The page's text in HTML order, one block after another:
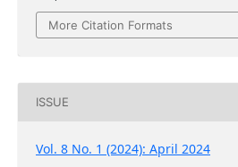
More Citation Formats
ISSUE
Vol. 8 No. 1 (2024): April 2024